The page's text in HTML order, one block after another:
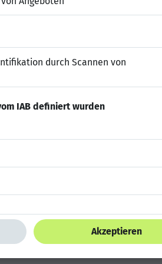
Arbeiten
und ausgeprägte
möglich